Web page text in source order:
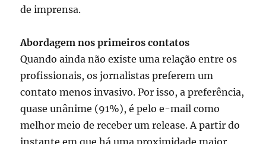
de imprensa.
Abordagem nos primeiros contatos
Quando ainda não existe uma relação entre os
profissionais, os jornalistas preferem um
contato menos invasivo. Por isso, a preferência,
quase unânime (91%), é pelo e-mail como
melhor meio de receber um release. A partir do